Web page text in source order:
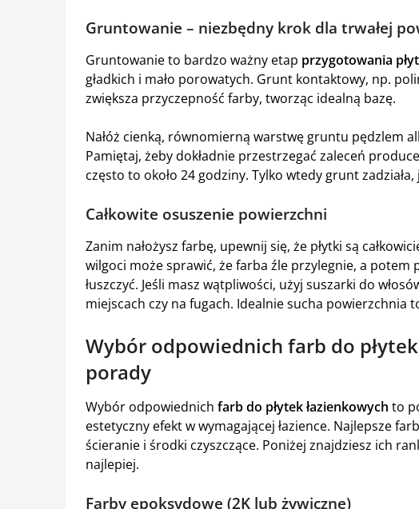
Gruntowanie – niezbędny krok dla trwałej
Gruntowanie to bardzo ważny etap przygotowania
gładkich i mało porowatych. Grunt kontaktowy, np.
zwiększa przyczepność farby, tworząc idealną bazę.
Nałóż cienką, równomierną warstwę gruntu pędzlem
Pamiętaj, żeby dokładnie przestrzegać zaleceń
często to około 24 godziny. Tylko wtedy grunt
Całkowite osuszenie powierzchni
Zanim nałożysz farbę, upewnij się, że płytki są
wilgoci może sprawić, że farba źle przylegnie, a potem
łuszczyć. Jeśli masz wątpliwości, użyj suszarki do
miejscach czy na fugach. Idealnie sucha powierzchnia
Wybór odpowiednich farb do
porady
Wybór odpowiednich farb do płytek łazienkowych to
estetyczny efekt w wymagającej łazience. Najlepsze
ścieranie i środki czyszczące. Poniżej znajdziesz ich
najlepiej.
Farby epoksydowe (2K lub żywiczne)